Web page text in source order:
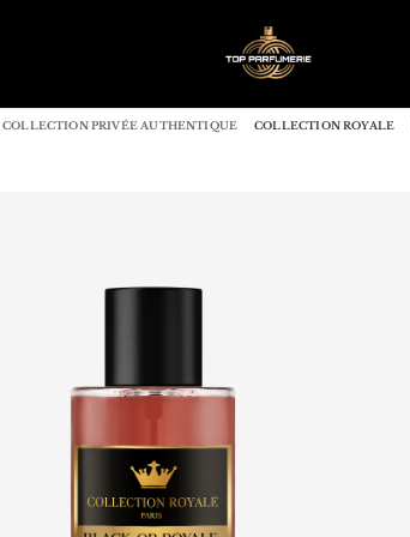
COLLECTION PRIVÉE AUTHENTIQUE COLLECTION ROYALE